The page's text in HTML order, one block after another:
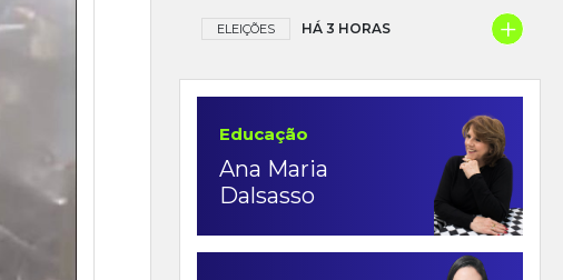
ELEIÇÕES HÁ 3 HORAS +
Educação
Ana Maria
Dalsasso